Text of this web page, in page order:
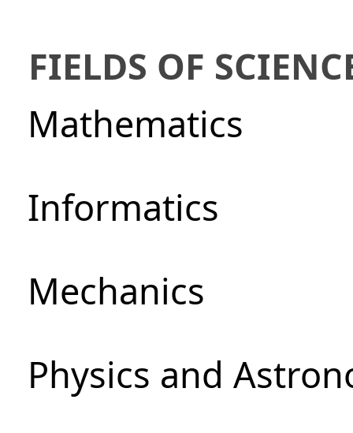
FIELDS OF
Mathematics
Informatics
Mechanics
Physics and